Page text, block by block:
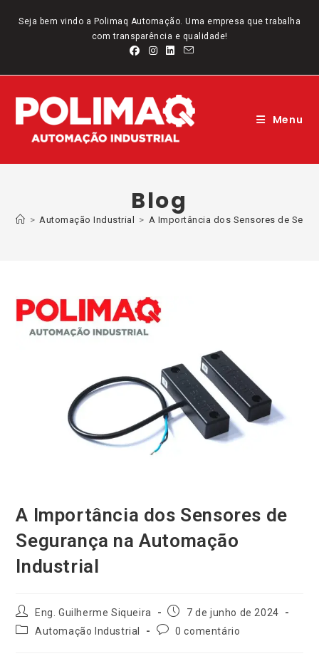
paraSeja bem vindo a Polimaq Automação. Uma empresa que trabalha
com transparência e qualidade!
Menu
Blog
> Automação Industrial > A Importância dos Sensores de
A Importância dos Sensores de
Segurança na Automação
Industrial
Autor
do
post:
Eng. Guilherme Siqueira
Post
publicado:
7 de junho de 2024
Categoria
Automação Industrial
Comentários
0 comentário